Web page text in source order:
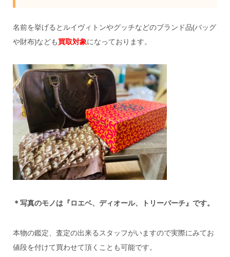
名前を挙げるとルイヴィトンやグッチなどのブランド品(バッグ
や財布)なども買取対象になっております。
＊写真のモノは『ロエベ、ディオール、トリーバーチ』です。
本物の鑑定、査定の出来るスタッフがいますので実際にみてお
値段を付けて買わせて頂くことも可能です。